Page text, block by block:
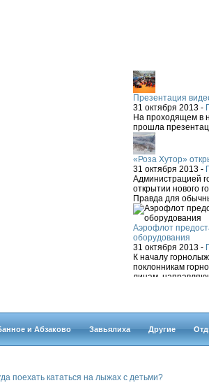
Презентация
31 октября 2013 -
На проходящем в
прошла
«Роза Хутор»
31 октября 2013 -
Администрацией
открытии нового
Правда для
Аэрофлот
оборудования
31 октября 2013 -
К началу
поклонникам
лицам,
и Абзаково Завьялиха Другие
поехать кататься на лыжах с детьми?